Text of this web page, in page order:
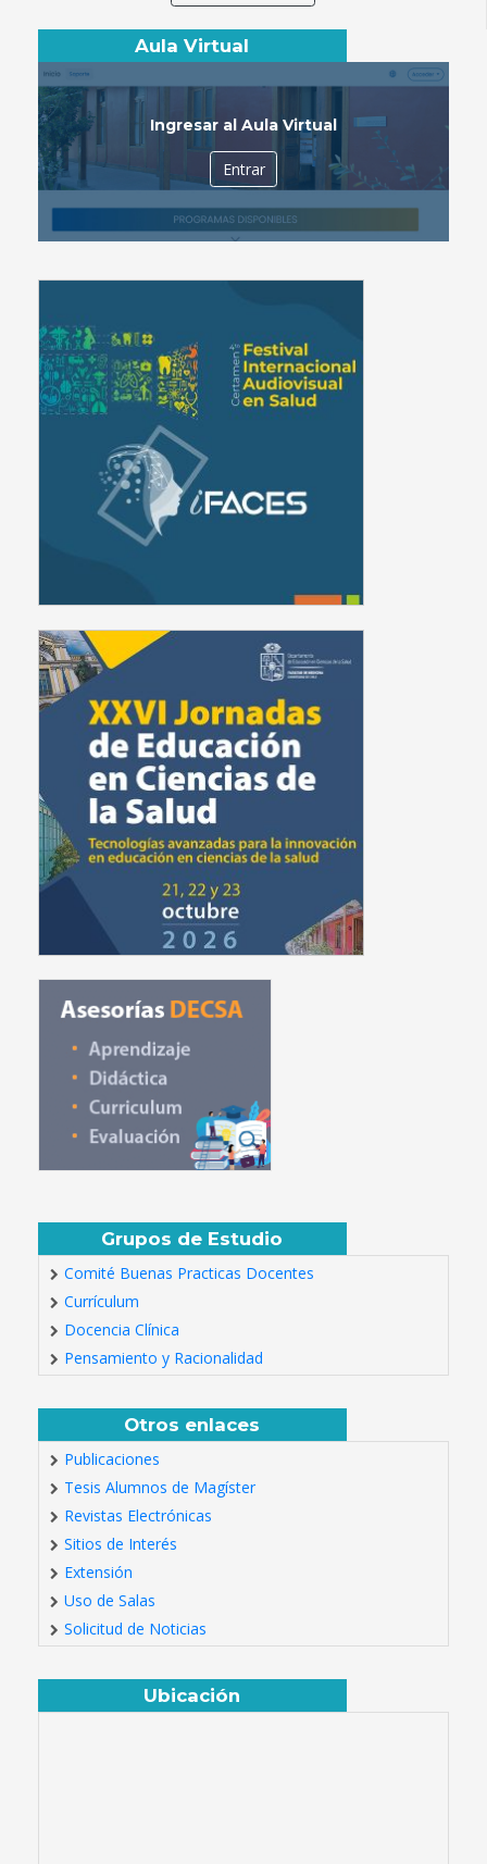
Aula Virtual
Ingresar al Aula Virtual
Entrar
Grupos de Estudio
Comité Buenas Practicas Docentes
Currículum
Docencia Clínica
Pensamiento y Racionalidad
Otros enlaces
Publicaciones
Tesis Alumnos de Magíster
Revistas Electrónicas
Sitios de Interés
Extensión
Uso de Salas
Solicitud de Noticias
Ubicación